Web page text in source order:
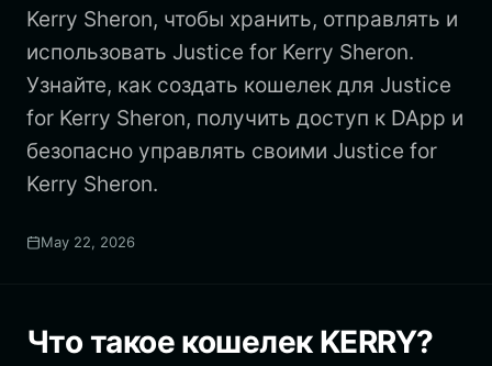
Kerry Sheron, чтобы хранить, отправлять и
использовать Justice for Kerry Sheron.
Узнайте, как создать кошелек для Justice
for Kerry Sheron, получить доступ к DApp и
безопасно управлять своими Justice for
Kerry Sheron.
May 22, 2026
Что такое кошелек KERRY?